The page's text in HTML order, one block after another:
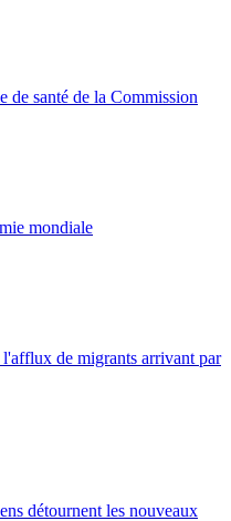
de santé de la Commission
mondiale
l'afflux de migrants arrivant par
détournent les nouveaux